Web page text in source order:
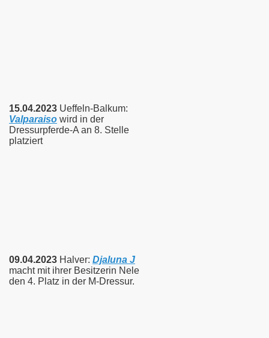
15.04.2023 Ueffeln-Balkum:
Valparaiso wird in der
Dressurpferde-A an 8. Stelle
platziert
09.04.2023 Halver: Djaluna J
macht mit ihrer Besitzerin Nele
den 4. Platz in der M-Dressur.